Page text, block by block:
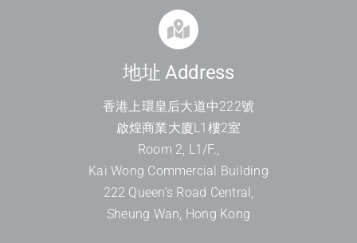
地址 Address
香港上環皇后大道中222號
啟煌商業大廈L1 樓2室
Room 2, L1/F.,
Kai Wong Commercial Building
222 Queen’s Road Central,
Sheung Wan, Hong Kong